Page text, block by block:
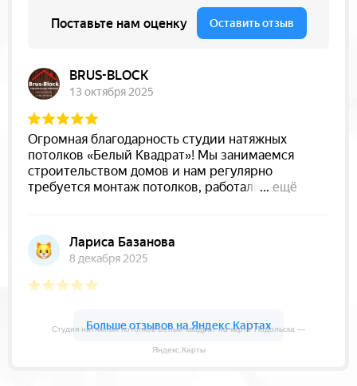
Студия натяжных потолков Белый квадрат на карте Подольска —
Яндекс.Карты